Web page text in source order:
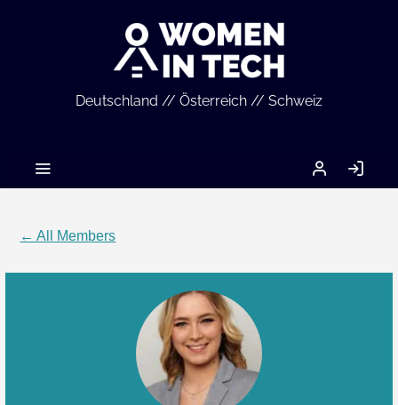
Deutschland // Österreich // Schweiz
MEIN
ACCOUNT
IN
← All Members